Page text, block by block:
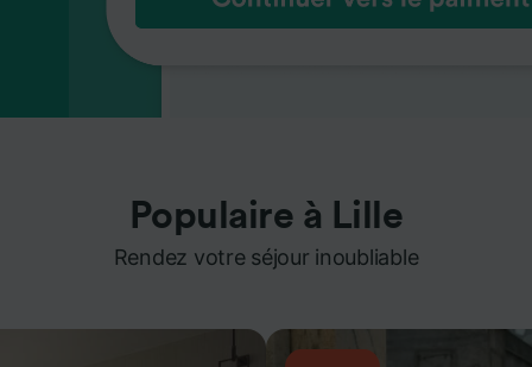
Populaire à Lille
Rendez votre séjour inoubliable